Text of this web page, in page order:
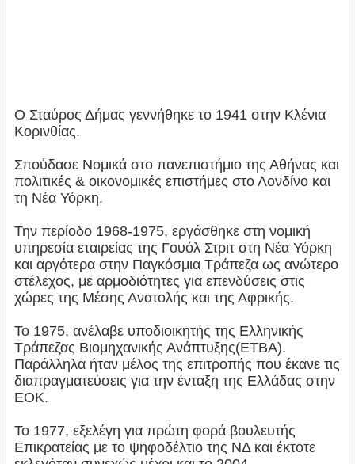
Ο Σταύρος Δήμας γεννήθηκε το 1941 στην Κλένια
Κορινθίας.
Σπούδασε Νομικά στο πανεπιστήμιο της Αθήνας και
πολιτικές & οικονομικές επιστήμες στο Λονδίνο και
τη Νέα Υόρκη.
Την περίοδο 1968-1975, εργάσθηκε στη νομική
υπηρεσία εταιρείας της Γουόλ Στριτ στη Νέα Υόρκη
και αργότερα στην Παγκόσμια Τράπεζα ως ανώτερο
στέλεχος, με αρμοδιότητες για επενδύσεις στις
χώρες της Μέσης Ανατολής και της Αφρικής.
Το 1975, ανέλαβε υποδιοικητής της Ελληνικής
Τράπεζας Βιομηχανικής Ανάπτυξης(ΕΤΒΑ).
Παράλληλα ήταν μέλος της επιτροπής που έκανε τις
διαπραγματεύσεις για την ένταξη της Ελλάδας στην
ΕΟΚ.
Το 1977, εξελέγη για πρώτη φορά βουλευτής
Επικρατείας με το ψηφοδέλτιο της ΝΔ και έκτοτε